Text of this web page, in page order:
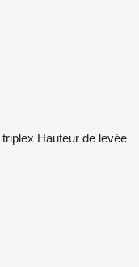
triplex Hauteur de levée